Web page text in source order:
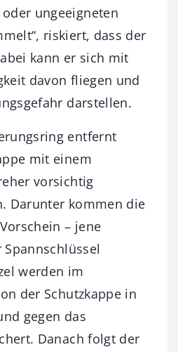
ungeeigneten
riskiert, dass der
kann er sich mit
davon fliegen und
darstellen.
entfernt
mit einem
vorsichtig
Darunter kommen die
– jene
werden im
der Schutzkappe in
gegen das
Danach folgt der